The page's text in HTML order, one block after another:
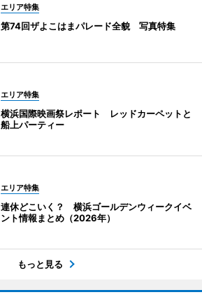
エリア特集
第74回ザよこはまパレード全貌 写真特集
エリア特集
横浜国際映画祭レポート レッドカーペットと
船上パーティー
エリア特集
連休どこいく？ 横浜ゴールデンウィークイベ
ント情報まとめ（2026年）
もっと見る